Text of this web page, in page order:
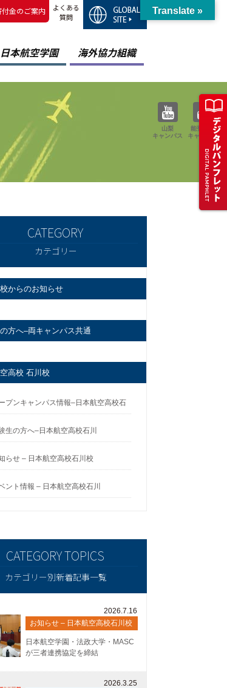
付金のご案内
よくある
質問
日本航空学園 海外協力組織
山梨
キャンパス
能登空港
キャンパス
カテゴリー
からのお知らせ
方へ–両キャンパス共通
高校 石川校
プンキャンパス情報–日本航空高校石
生の方へ–日本航空高校石川
らせ – 日本航空高校石川校
ント情報 – 日本航空高校石川
カテゴリー別新着記事一覧
2026.7.16
お知らせ – 日本航空高校石川校
日本航空学園・法政大学・MASC
が三者連携協定を締結
2026.3.25
Translate »